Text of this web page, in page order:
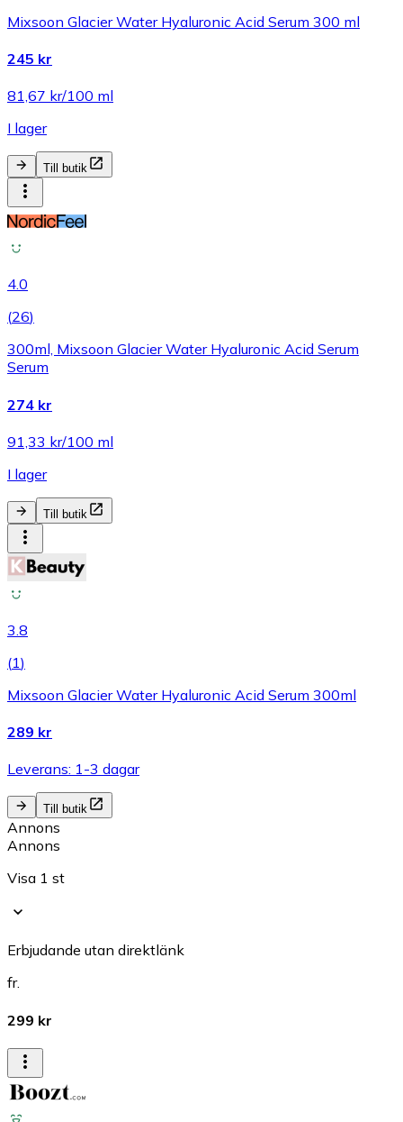
Mixsoon Glacier Water Hyaluronic Acid Serum 300 ml
245 kr
81,67 kr/100 ml
I lager
Till butik
4.0
(26)
300ml, Mixsoon Glacier Water Hyaluronic Acid Serum
Serum
274 kr
91,33 kr/100 ml
I lager
Till butik
3.8
(1)
Mixsoon Glacier Water Hyaluronic Acid Serum 300ml
289 kr
Leverans: 1-3 dagar
Till butik
Annons
Annons
Visa 1 st
Erbjudande utan direktlänk
fr.
299 kr